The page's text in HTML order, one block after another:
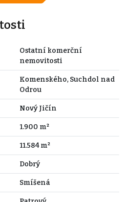
Ostatní komerční
nemovitosti
Komenského, Suchdol nad
Odrou
Nový Jičín
1.900 m²
11.584 m²
Dobrý
Smíšená